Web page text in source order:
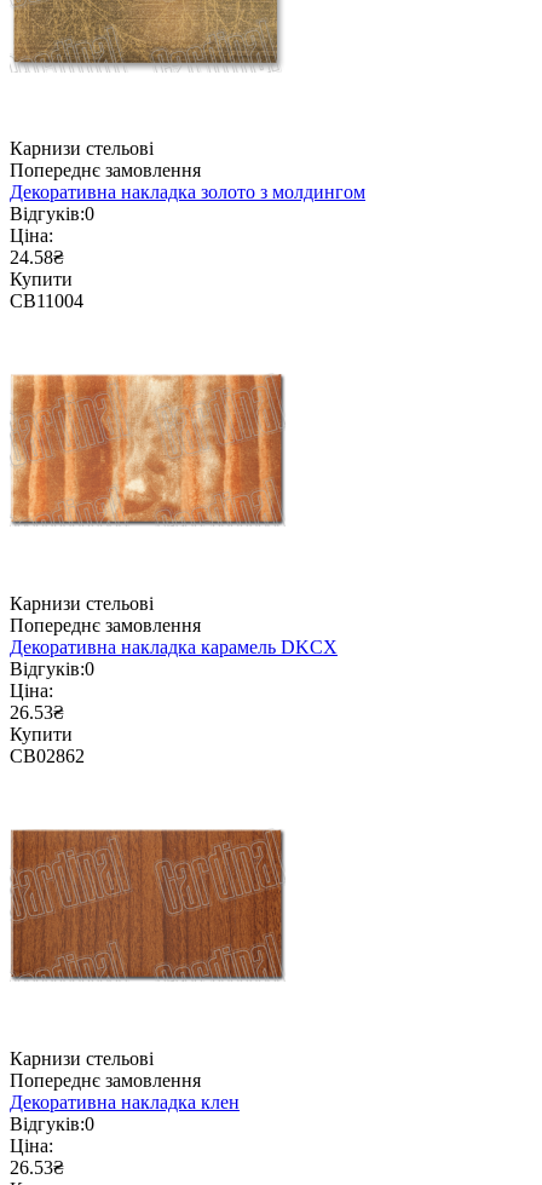
Карнизи стельові
Попереднє замовлення
Декоративна накладка золото з молдингом
Відгуків:0
Ціна:
24.58₴
Купити
CB11004
Карнизи стельові
Попереднє замовлення
Декоративна накладка карамель DKCX
Відгуків:0
Ціна:
26.53₴
Купити
CB02862
Карнизи стельові
Попереднє замовлення
Декоративна накладка клен
Відгуків:0
Ціна:
26.53₴